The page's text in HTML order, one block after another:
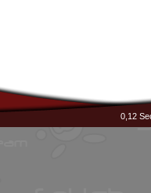
0,12